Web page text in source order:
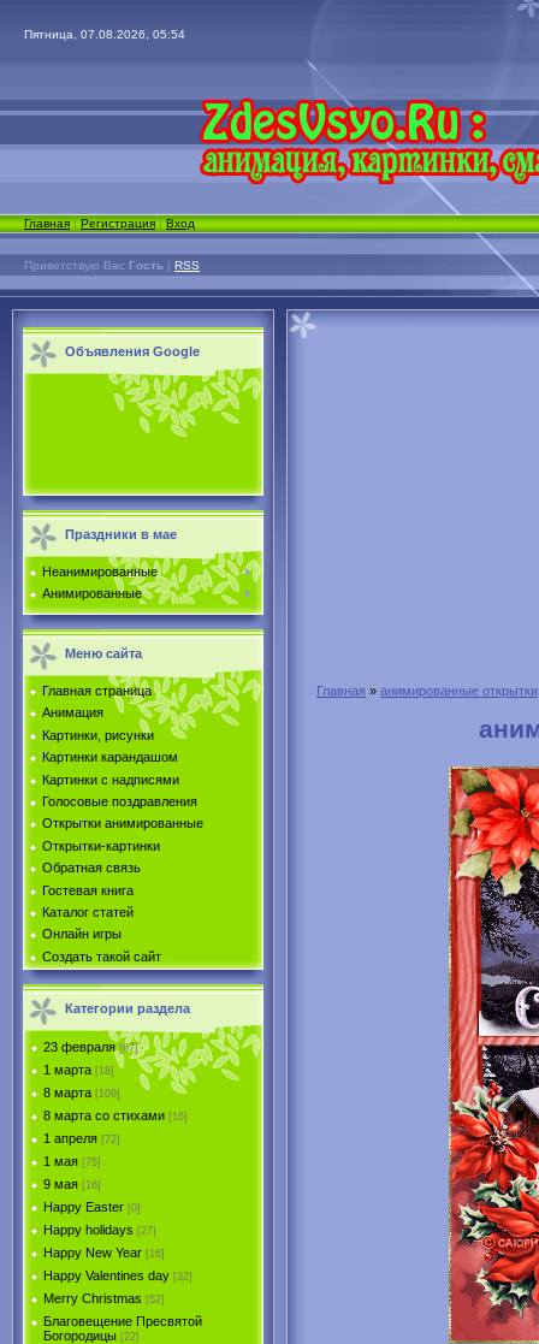
Пятница, 07.08.2026, 05:54
Главная|Регистрация|Вход
Приветствую Вас Гость | RSS
Объявления Google
Праздники в мае
Неанимированные
Анимированные
Меню сайта
Главная страница
Анимация
Картинки, рисунки
Картинки карандашом
Картинки с надписями
Голосовые поздравления
Открытки анимированные
Открытки-картинки
Обратная связь
Гостевая книга
Каталог статей
Онлайн игры
Создать такой сайт
Категории раздела
23 февраля [67]
1 марта [18]
8 марта [109]
8 марта со стихами [16]
1 апреля [72]
1 мая [75]
9 мая [16]
Happy Easter [0]
Happy holidays [27]
Happy New Year [16]
Happy Valentines day [32]
Merry Christmas [52]
Благовещение Пресвятой
Богородицы [22]
Главная » анимированные открытки